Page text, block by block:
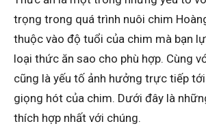
trọng trong quá trình nuôi chim
thuộc vào độ tuổi của chim mà bạn
loại thức ăn sao cho phù hợp. Cùng
cũng là yếu tố ảnh hưởng trực tiếp
giọng hót của chim. Dưới đây là
thích hợp nhất với chúng.